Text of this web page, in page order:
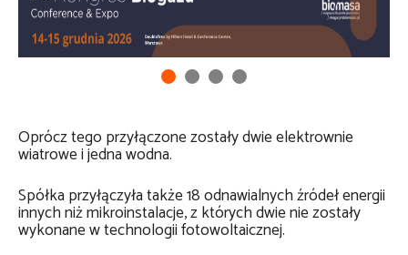
Oprócz tego przyłączone zostały dwie elektrownie
wiatrowe i jedna wodna.
Spółka przyłączyła także 18 odnawialnych źródeł energii
innych niż mikroinstalacje, z których dwie nie zostały
wykonane w technologii fotowoltaicznej.